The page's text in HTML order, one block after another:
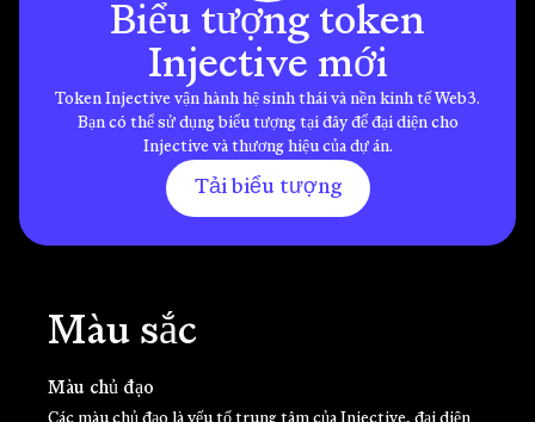
Biểu tượng token
Injective mới
Token Injective vận hành hệ sinh thái và nền kinh tế Web3.
Bạn có thể sử dụng biểu tượng tại đây để đại diện cho
Injective và thương hiệu của dự án.
Tải biểu tượng
Màu sắc
Màu chủ đạo